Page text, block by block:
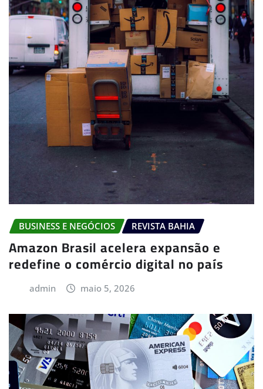
BUSINESS E NEGÓCIOS REVISTA BAHIA
Amazon Brasil acelera expansão e
redefine o comércio digital no país
admin maio 5, 2026